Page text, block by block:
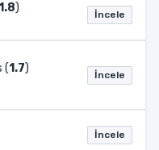
) İncele
(1.7) İncele
İncele